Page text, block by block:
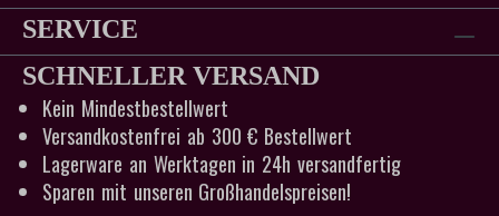
SERVICE
SCHNELLER VERSAND
Kein Mindestbestellwert
Versandkostenfrei ab 300 € Bestellwert
Lagerware an Werktagen in 24h versandfertig
Sparen mit unseren Großhandelspreisen!